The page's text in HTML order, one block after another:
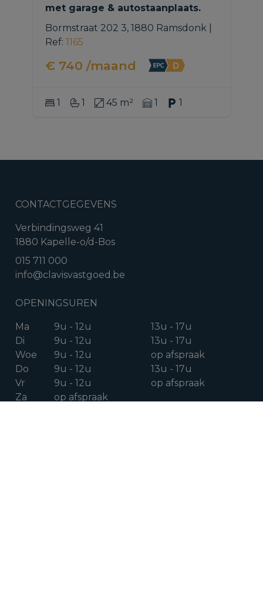
met garage & autostaanplaats.
Bormstraat 202 3, 1880 Ramsdonk
Ref: 1165
€ 740 /maand
1 1 45 m² 1 1
CONTACTGEGEVENS
Verbindingsweg 41
1880 Kapelle-o/d-Bos
015 711 000
info@clavisvastgoed.be
OPENINGSUREN
Ma 9u - 12u
13u - 17u
Di
9u - 12u
13u - 17u
Woe
9u - 12u
op afspraak
Do
9u - 12u
13u - 17u
Vr
9u - 12u
op afspraak
Za
op afspraak